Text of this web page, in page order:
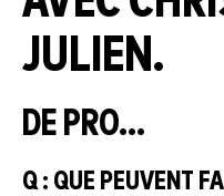
JULIEN.
DE PRO...
Q : QUE PEUVENT